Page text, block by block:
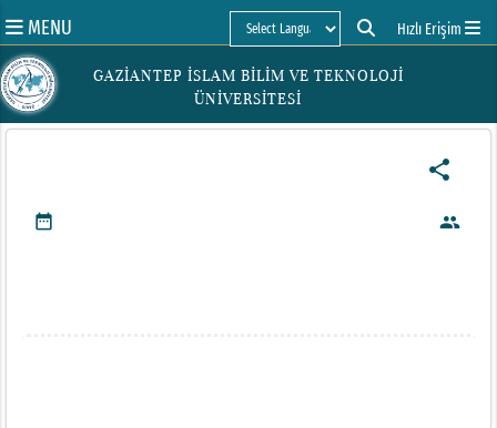
MENU
Powered by
Hızlı Erişim
GAZİANTEP İSLAM BİLİM VE TEKNOLOJİ
ÜNİVERSİTESİ
share
date_range people